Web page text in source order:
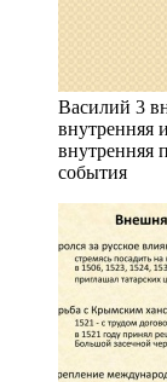
Василий 3
внутренняя
внутренняя
события